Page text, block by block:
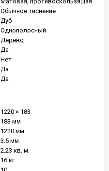
Обычное тиснение
Дуб
Однополосный
Дерево
Да
Нет
Да
Да
1220 × 183
183 мм
1220 мм
3.5 мм
2.23 кв. м.
16 кг